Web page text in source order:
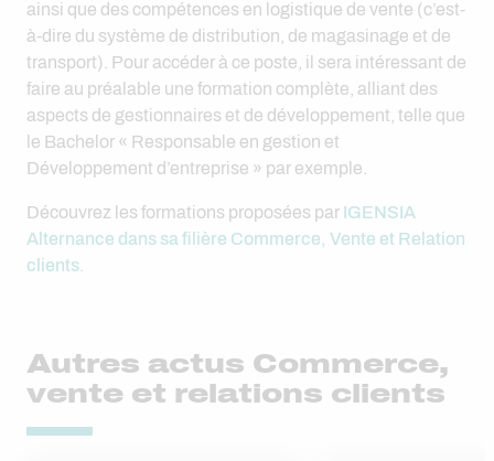
ainsi que des compétences en logistique de vente (c’est-
à-dire du système de distribution, de magasinage et de
transport). Pour accéder à ce poste, il sera intéressant de
faire au préalable une formation complète, alliant des
aspects de gestionnaires et de développement, telle que
le Bachelor « Responsable en gestion et
Développement d’entreprise » par exemple.
Découvrez les formations proposées par IGENSIA
Alternance dans sa filière Commerce, Vente et Relation
clients
Autres actus Commerce,
vente et relations clients